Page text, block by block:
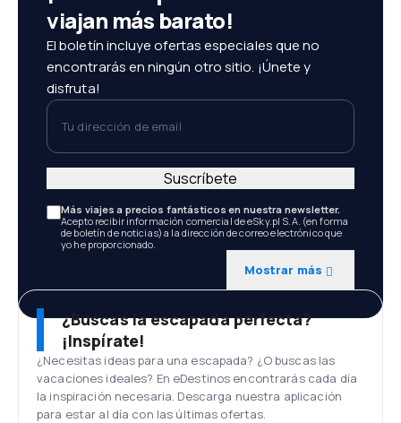
viajan más barato!
El boletín incluye ofertas especiales que no
encontrarás en ningún otro sitio. ¡Únete y
disfruta!
Tu dirección de email
Más viajes a precios fantásticos en nuestra newsletter.
Acepto recibir información comercial de eSky.pl S.A. (en forma
de boletín de noticias) a la dirección de correo electrónico que
yo he proporcionado.
Mostrar más
Suscríbete
¿Buscas la escapada perfecta?
¡Inspírate!
¿Necesitas ideas para una escapada? ¿O buscas las
vacaciones ideales? En eDestinos encontrarás cada día
la inspiración necesaria. Descarga nuestra aplicación
para estar al día con las últimas ofertas.